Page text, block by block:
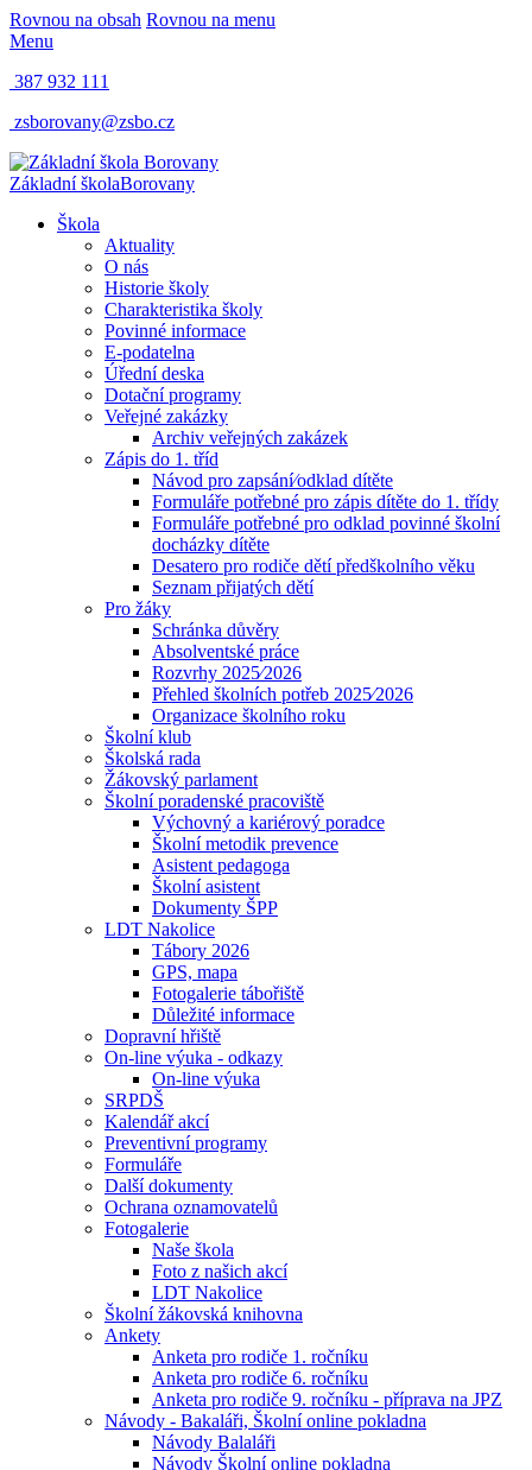
Rovnou na obsah Rovnou na menu
Menu
387 932 111
zsborovany@zsbo.cz
Základní školaBorovany
Škola
Aktuality
O nás
Historie školy
Charakteristika školy
Povinné informace
E-podatelna
Úřední deska
Dotační programy
Veřejné zakázky
Archiv veřejných zakázek
Zápis do 1. tříd
Návod pro zapsání⁄odklad dítěte
Formuláře potřebné pro zápis dítěte do 1. třídy
Formuláře potřebné pro odklad povinné školní
docházky dítěte
Desatero pro rodiče dětí předškolního věku
Seznam přijatých dětí
Pro žáky
Schránka důvěry
Absolventské práce
Rozvrhy 2025⁄2026
Přehled školních potřeb 2025⁄2026
Organizace školního roku
Školní klub
Školská rada
Žákovský parlament
Školní poradenské pracoviště
Výchovný a kariérový poradce
Školní metodik prevence
Asistent pedagoga
Školní asistent
Dokumenty ŠPP
LDT Nakolice
Tábory 2026
GPS, mapa
Fotogalerie tábořiště
Důležité informace
Dopravní hřiště
On-line výuka - odkazy
On-line výuka
SRPDŠ
Kalendář akcí
Preventivní programy
Formuláře
Další dokumenty
Ochrana oznamovatelů
Fotogalerie
Naše škola
Foto z našich akcí
LDT Nakolice
Školní žákovská knihovna
Ankety
Anketa pro rodiče 1. ročníku
Anketa pro rodiče 6. ročníku
Anketa pro rodiče 9. ročníku - příprava na JPZ
Návody - Bakaláři, Školní online pokladna
Návody Balaláři
Návody Školní online pokladna